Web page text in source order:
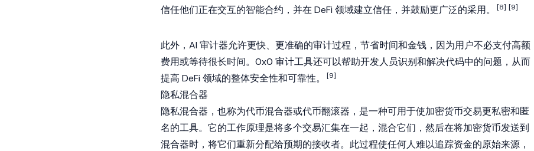
信任他们正在交互的智能合约，并在 DeFi 领域建立信任，并鼓励更广泛的采用。 [8] [9]
此外，AI 审计器允许更快、更准确的审计过程，节省时间和金钱，因为用户不必支付高额
费用或等待很长时间。0x0 审计工具还可以帮助开发人员识别和解决代码中的问题，从而
提高 DeFi 领域的整体安全性和可靠性。
[9]
隐私混合器
隐私混合器，也称为代币混合器或代币翻滚器，是一种可用于使加密货币交易更私密和匿
名的工具。它的工作原理是将多个交易汇集在一起，混合它们，然后在将加密货币发送到
混合器时，将它们重新分配给预期的接收者。此过程使任何人难以追踪资金的原始来源，